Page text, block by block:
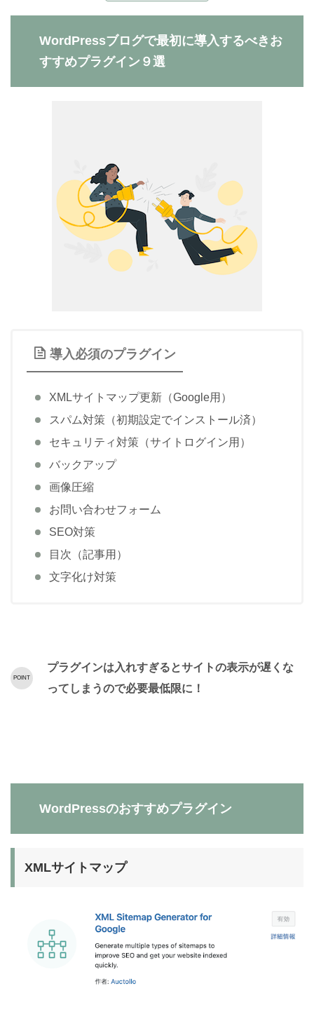
WordPressブログで最初に導入するべきお
すすめプラグイン９選
導入必須のプラグイン
XMLサイトマップ更新（Google用）
スパム対策（初期設定でインストール済）
セキュリティ対策（サイトログイン用）
バックアップ
画像圧縮
お問い合わせフォーム
SEO対策
目次（記事用）
文字化け対策
プラグインは入れすぎるとサイトの表示が遅くな
ってしまうので必要最低限に！
WordPressのおすすめプラグイン
XMLサイトマップ